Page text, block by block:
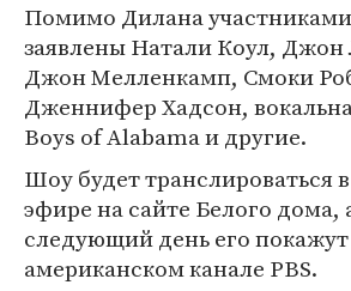
Помимо Дилана
заявлены Натали Коул,
Джон Мелленкамп, Смоки
Дженнифер Хадсон,
Boys of Alabama и другие.
Шоу будет транслироваться
эфире на сайте Белого дома,
следующий день его
американском канале PBS.